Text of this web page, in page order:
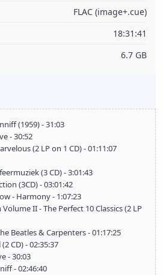
FLAC (image+.cue)
18:31:41
6.7 GB
(1959) - 31:03
- 30:52
(2 LP on 1 CD) - 01:11:07
(3 CD) - 3:01:43
(3CD) - 03:01:42
- Harmony - 1:07:23
II - The Perfect 10 Classics (2 LP
Beatles & Carpenters - 01:17:25
CD) - 02:35:37
- 30:03
- 02:46:40